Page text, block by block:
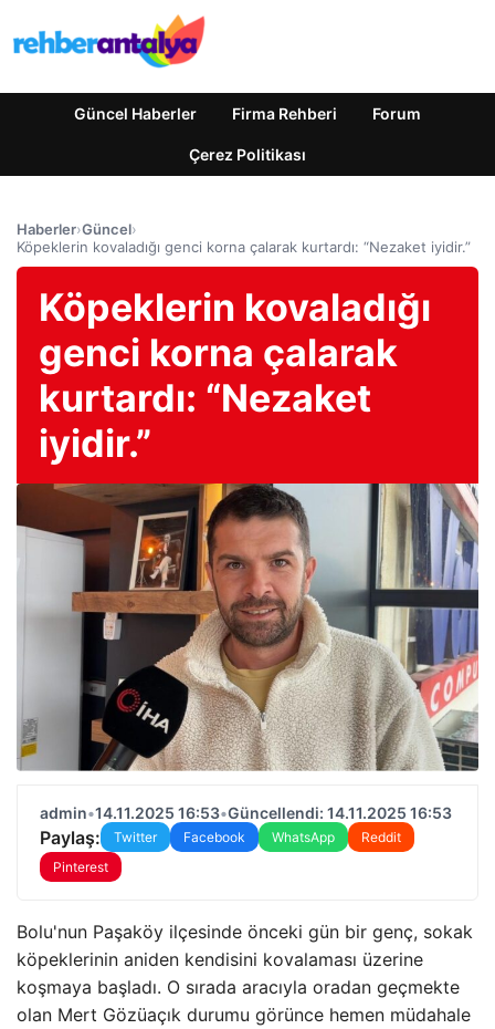
Güncel Haberler Firma Rehberi Forum
Çerez Politikası
Haberler›Güncel›
Köpeklerin kovaladığı genci korna çalarak kurtardı: “Nezaket iyidir.”
Köpeklerin kovaladığı
genci korna çalarak
kurtardı: “Nezaket
iyidir.”
admin•14.11.2025 16:53•Güncellendi: 14.11.2025 16:53
Paylaş: Twitter Facebook WhatsApp
Reddit
Pinterest
Bolu'nun Paşaköy ilçesinde önceki gün bir genç, sokak
köpeklerinin aniden kendisini kovalaması üzerine
koşmaya başladı. O sırada aracıyla oradan geçmekte
olan Mert Gözüaçık durumu görünce hemen müdahale